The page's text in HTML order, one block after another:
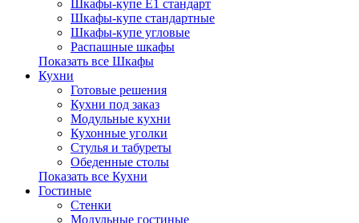
Шкафы-купе Е1 стандарт
Шкафы-купе стандартные
Шкафы-купе угловые
Распашные шкафы
Показать все Шкафы
Кухни
Готовые решения
Кухни под заказ
Модульные кухни
Кухонные уголки
Стулья и табуреты
Обеденные столы
Показать все Кухни
Гостиные
Стенки
Модульные гостиные